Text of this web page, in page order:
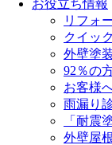
お役立ち情報
リフォ
クイッ
外壁塗
92％の
お客様
雨漏り
「耐震
外壁屋